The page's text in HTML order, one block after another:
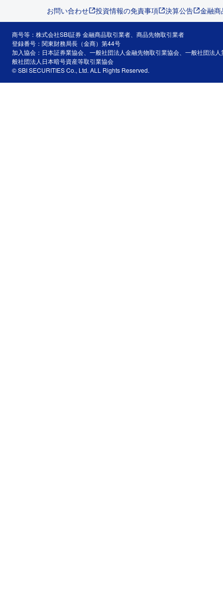
お問い合わせ 投資情報の免責事項 決算公告 金融
商号等：株式会社SBI証券 金融商品取引業者、商品先物取引業者
登録番号：関東財務局長（金商）第44号
加入協会：日本証券業協会、一般社団法人金融先物取引業協会、一般社団法
般社団法人日本暗号資産等取引業協会
© SBI SECURITIES Co., Ltd. ALL Rights Reserved.